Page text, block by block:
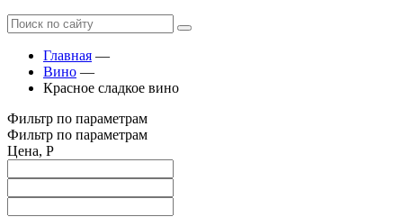
Главная —
Вино —
Красное сладкое вино
Фильтр по параметрам
Фильтр по параметрам
Цена, Р